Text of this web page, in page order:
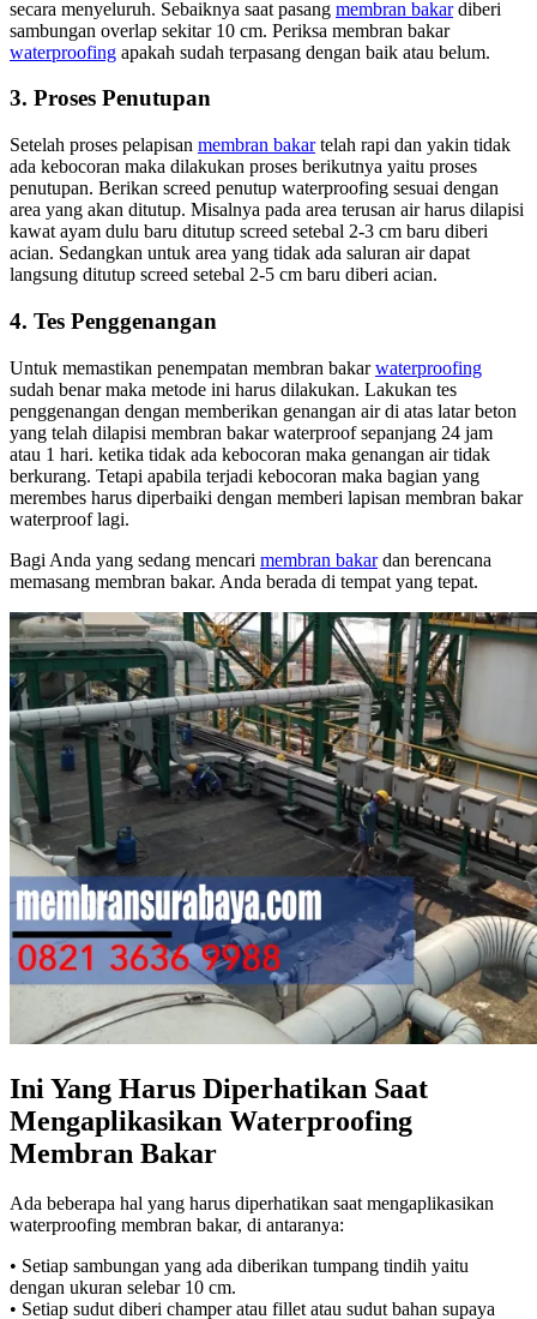
secara menyeluruh. Sebaiknya saat pasang membran bakardiberi
sambungan overlap sekitar 10 cm. Periksa membran bakar
waterproofing apakah sudah terpasang dengan baik atau belum.
3. Proses Penutupan
Setelah proses pelapisan membran bakartelah rapi dan yakin tidak
ada kebocoran maka dilakukan proses berikutnya yaitu proses
penutupan. Berikan screed penutup waterproofing sesuai dengan
area yang akan ditutup. Misalnya pada area terusan air harus dilapisi
kawat ayam dulu baru ditutup screed setebal 2-3 cm baru diberi
acian. Sedangkan untuk area yang tidak ada saluran air dapat
langsung ditutup screed setebal 2-5 cm baru diberi acian.
4. Tes Penggenangan
Untuk memastikan penempatan membran bakarwaterproofing
sudah benar maka metode ini harus dilakukan. Lakukan tes
penggenangan dengan memberikan genangan air di atas latar beton
yang telah dilapisi membran bakar waterproof sepanjang 24 jam
atau 1 hari. ketika tidak ada kebocoran maka genangan air tidak
berkurang. Tetapi apabila terjadi kebocoran maka bagian yang
merembes harus diperbaiki dengan memberi lapisan membran bakar
waterproof lagi.
Bagi Anda yang sedang mencari membran bakardan berencana
memasang membran bakar. Anda berada di tempat yang tepat.
Ini Yang Harus Diperhatikan Saat
Mengaplikasikan Waterproofing
Membran Bakar
Ada beberapa hal yang harus diperhatikan saat mengaplikasikan
waterproofing membran bakar, di antaranya:
• Setiap sambungan yang ada diberikan tumpang tindih yaitu
dengan ukuran selebar 10 cm.
• Setiap sudut diberi champer atau fillet atau sudut bahan supaya